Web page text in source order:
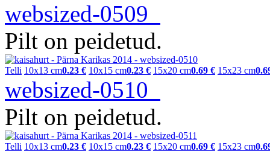
websized-0509
Pilt on peidetud.
Telli 10x13 cm0.23 € 10x15 cm0.23 € 15x20 cm0.69 € 15x23 cm
websized-0510
Pilt on peidetud.
Telli 10x13 cm0.23 € 10x15 cm0.23 € 15x20 cm0.69 € 15x23 cm